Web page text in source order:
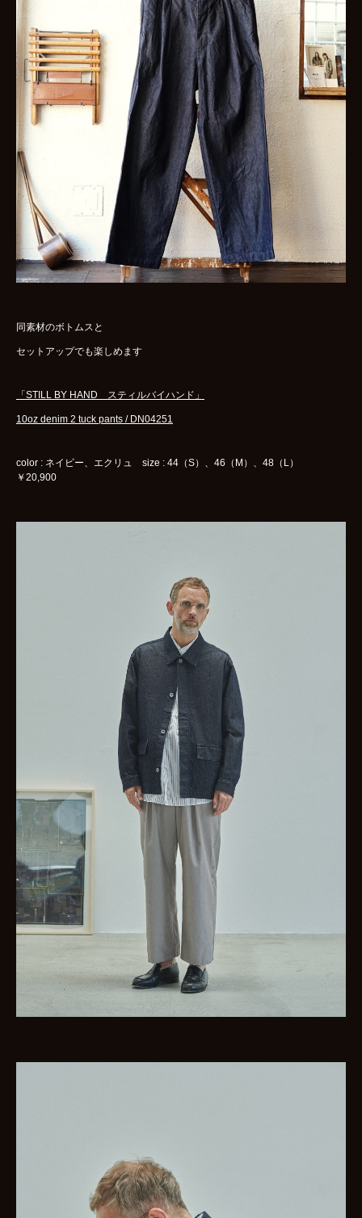
同素材のボトムスと
セットアップでも楽しめます
「STILL BY HAND スティルバイハンド」
10oz denim 2 tuck pants / DN04251
color : ネイビー、エクリュ size : 44（S）、46（M）、48（L）
￥20,900